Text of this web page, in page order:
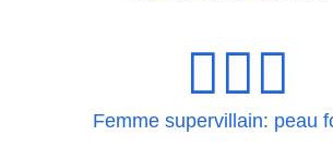
🦹🏿‍♀
Femme supervillain: peau